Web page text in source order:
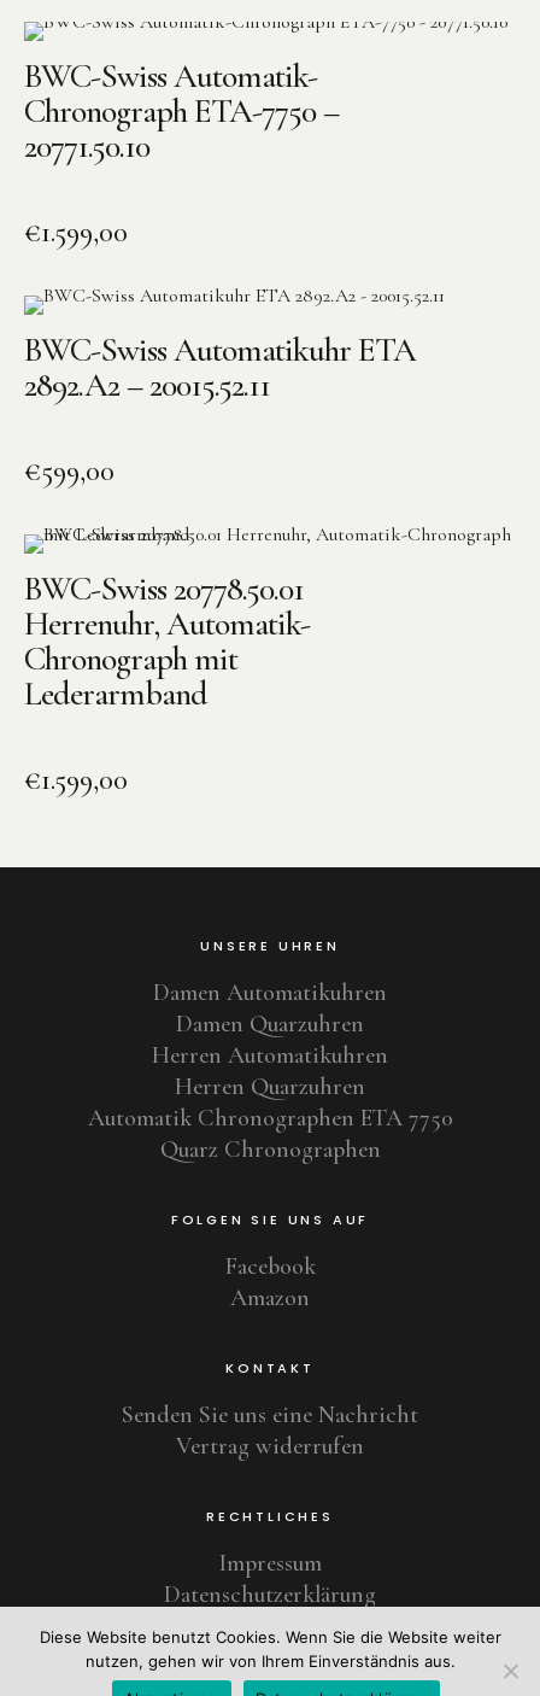
BWC-Swiss Automatik-
Chronograph ETA-7750 –
20771.50.10
€1.599,00
BWC-Swiss Automatikuhr ETA
2892.A2 – 20015.52.11
€599,00
BWC-Swiss 20778.50.01
Herrenuhr, Automatik-
Chronograph mit
Lederarmband
€1.599,00
UNSERE UHREN
Damen Automatikuhren
Damen Quarzuhren
Herren Automatikuhren
Herren Quarzuhren
Automatik Chronographen ETA 7750
Quarz Chronographen
FOLGEN SIE UNS AUF
Facebook
Amazon
KONTAKT
Senden Sie uns eine Nachricht
Vertrag widerrufen
RECHTLICHES
Impressum
Datenschutzerklärung
Copyright © 2021 Schweizer Uhrentradition seit 1924
Diese Website benutzt Cookies. Wenn Sie die Website weiter
nutzen, gehen wir von Ihrem Einverständnis aus.